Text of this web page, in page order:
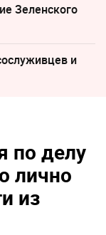
Зеленского
и
по делу
лично
из